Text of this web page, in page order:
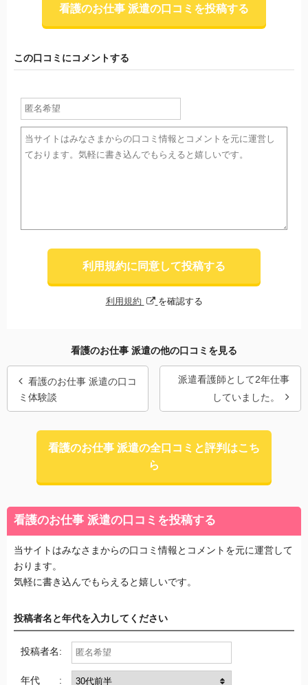
看護のお仕事 派遣の口コミを投稿する
この口コミにコメントする
利用規約に同意して投稿する
利用規約 を確認する
看護のお仕事 派遣の他の口コミを見る
看護のお仕事 派遣の口コ
ミ体験談
派遣看護師として2年仕事
していました。
看護のお仕事 派遣の全口コミと評判はこち
ら
看護のお仕事 派遣の口コミを投稿する
当サイトはみなさまからの口コミ情報とコメントを元に運営して
おります。
気軽に書き込んでもらえると嬉しいです。
投稿者名と年代を入力してください
投稿者名:
年代 :